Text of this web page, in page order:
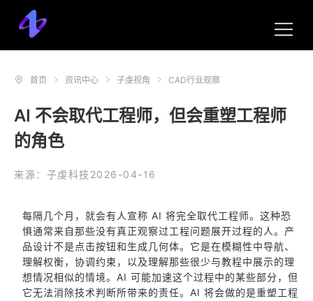
首页 资讯中心 子虔视角 CAD行业观察
AI 不会取代工程师，但会重塑工程师
的角色
来源：子虔科技 2026-04-16
每隔几个月，就会有人宣称 AI 将完全取代工程师。这种恐
惧通常来自那些没有真正观察过工程问题展开过程的人。产
品设计不是点击按钮和生成几何体。它是在模糊性中导航、
理解权衡，协调约束，以及理解那些很少与教程中展示的理
想情况相似的情境。AI 可能加速这个过程中的某些部分，但
它无法消除技术判断所带来的责任。AI 将会做的是重塑工程